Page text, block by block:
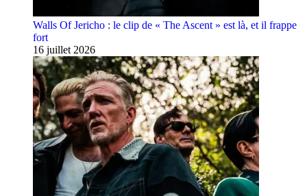
Walls Of Jericho : le clip de « The Ascent » est là, et il frappe
fort
16 juillet 2026